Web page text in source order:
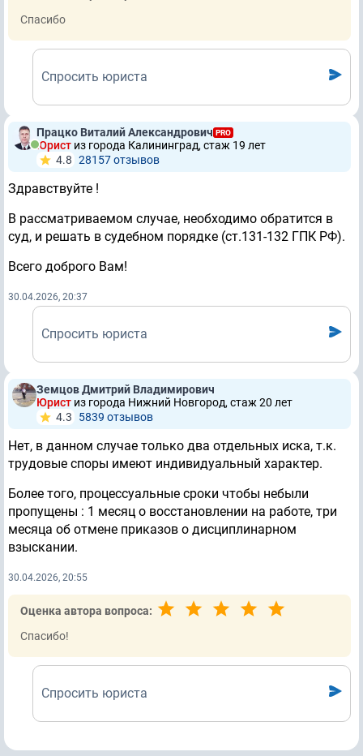
Спасибо
Спросить юриста
Працко Виталий Александрович PRO
Юрист из города Калининград, стаж 19 лет
4.8 28157 отзывов
Здравствуйте !
В рассматриваемом случае, необходимо обратится в
суд, и решать в судебном порядке (ст.131-132 ГПК РФ).
Всего доброго Вам!
30.04.2026, 20:37
Спросить юриста
Земцов Дмитрий Владимирович
Юрист из города Нижний Новгород, стаж 20 лет
4.3
5839 отзывов
Нет, в данном случае только два отдельных иска, т.к.
трудовые споры имеют индивидуальный характер.
Более того, процессуальные сроки чтобы небыли
пропущены : 1 месяц о восстановлении на работе, три
месяца об отмене приказов о дисциплинарном
взыскании.
30.04.2026, 20:55
Оценка автора вопроса:
Спасибо!
Спросить юриста